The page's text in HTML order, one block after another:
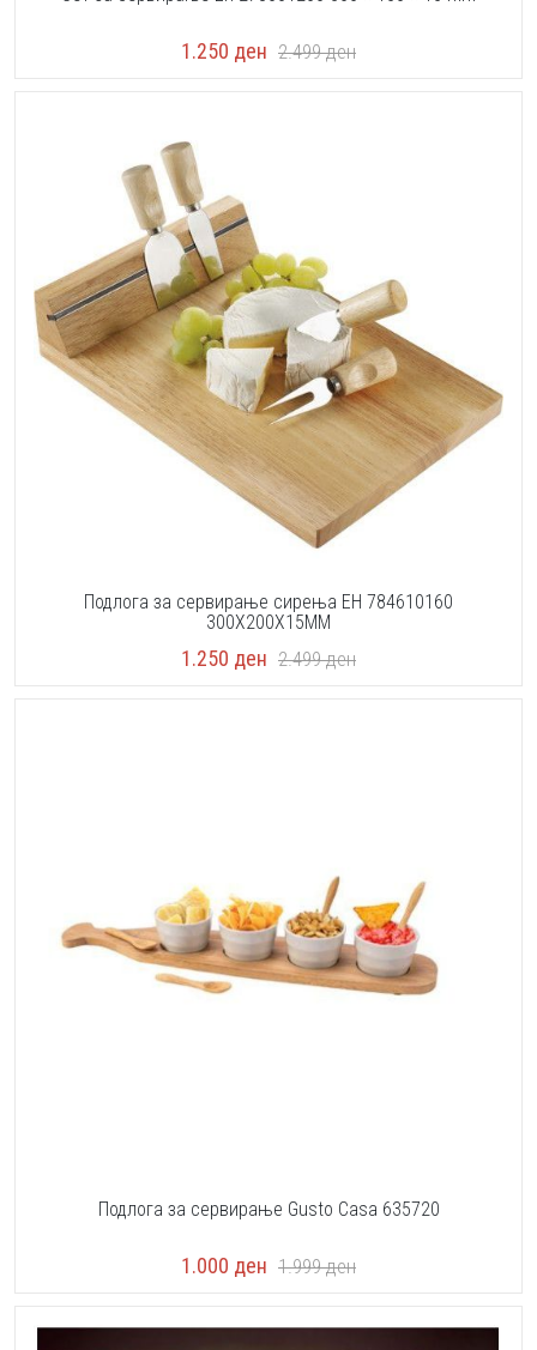
1.250 ден 2.499ден
Подлога за сервирање сирења EH 784610160
300X200X15MM
1.250 ден 2.499ден
Подлога за сервирање Gusto Casa 635720
1.000 ден 1.999ден